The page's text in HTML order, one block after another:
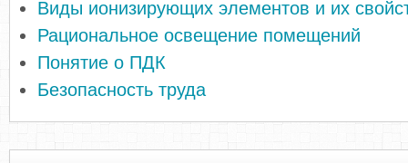
Виды ионизирующих элементов и их
Рациональное освещение помещений
Понятие о ПДК
Безопасность труда